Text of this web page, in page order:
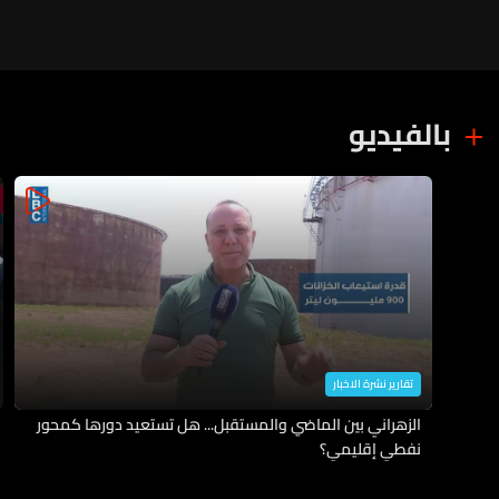
بالفيديو
تقارير نشرة الاخبار
الزهراني بين الماضي والمستقبل... هل تستعيد دورها كمحور
نفطي إقليمي؟